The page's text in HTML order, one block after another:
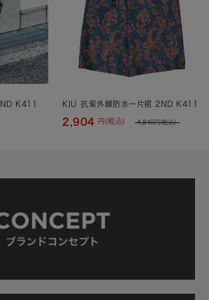
K411 KIU 抗紫外線防水一片裙 2ND K411
2,904 円(税込) 4,840円(税込)